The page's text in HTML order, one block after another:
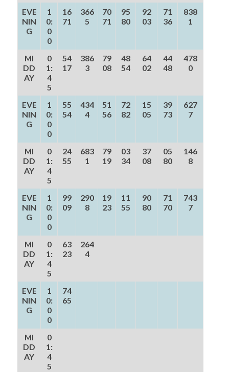
EVE
NIN
G
1
0:
0
0
16
71
366
5
70
71
95
80
92
03
71
36
838
1
MI
DD
AY
0
1:
4
5
54
17
386
3
79
08
48
54
64
02
44
48
478
0
EVE
NIN
G
1
0:
0
0
55
54
434
4
51
56
72
82
15
05
39
73
627
7
MI
DD
AY
0
1:
4
5
24
55
683
1
79
19
03
34
37
08
05
80
146
8
EVE
NIN
G
1
0:
0
0
99
09
290
8
19
23
11
55
90
80
71
70
743
7
MI
DD
AY
0
1:
4
5
63
23
264
4
EVE
NIN
G
1
0:
0
0
74
65
MI
DD
AY
0
1:
4
5